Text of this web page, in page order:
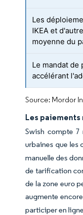
Les
IKEA et
moyenne du
Le mandat
accélérant
Source: Mordor
Les paiements
Swish compte 7
urbaines que les
manuelle des
de tarification
de la zone euro
augmente
participer en